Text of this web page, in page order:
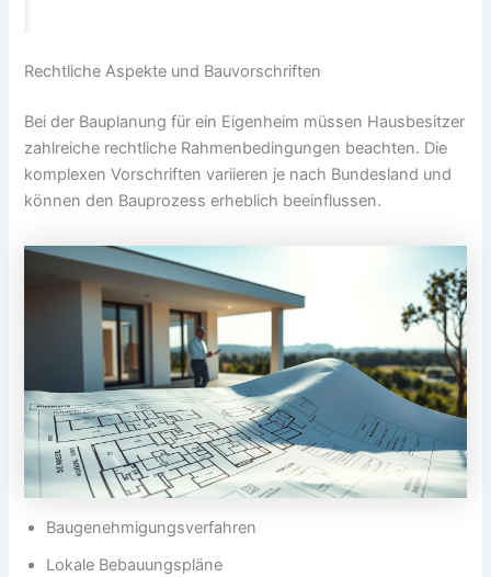
Rechtliche Aspekte und Bauvorschriften
Bei der Bauplanung für ein Eigenheim müssen Hausbesitzer
zahlreiche rechtliche Rahmenbedingungen beachten. Die
komplexen Vorschriften variieren je nach Bundesland und
können den Bauprozess erheblich beeinflussen.
Baugenehmigungsverfahren
Lokale Bebauungspläne